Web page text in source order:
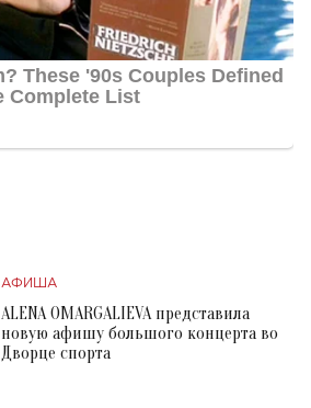
АФИША
ALENA OMARGALIEVA представила
новую афишу большого концерта во
Дворце спорта